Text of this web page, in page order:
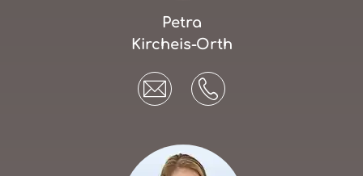
Petra
Kircheis-Orth